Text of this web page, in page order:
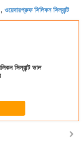
ওয়েদারপ্রুফ সিলিকন সিল্যান্ট
সিল্যান্ট ভাল